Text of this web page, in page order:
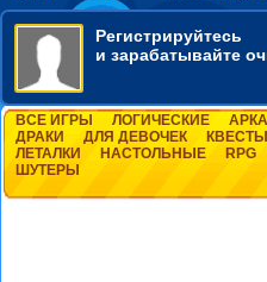
Регистрируйтесь
и зарабатывайте
ВСЕ ИГРЫ ЛОГИЧЕСКИЕ
ДРАКИ
ДЛЯ ДЕВОЧЕК КВЕСТЫ
ЛЕТАЛКИ
НАСТОЛЬНЫЕ RPG
ШУТЕРЫ